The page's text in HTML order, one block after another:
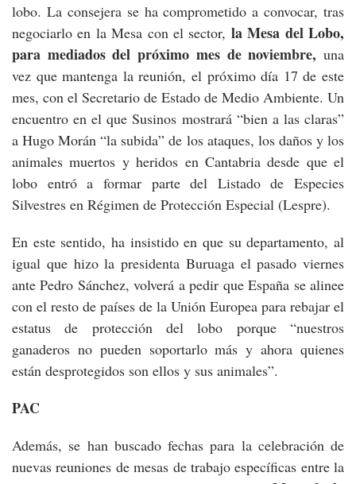
lobo. La consejera se ha comprometido a convocar, tras
negociarlo en la Mesa con el sector, la Mesa del Lobo,
para mediados del próximo mes de noviembre, una
vez que mantenga la reunión, el próximo día 17 de este
mes, con el Secretario de Estado de Medio Ambiente. Un
encuentro en el que Susinos mostrará “bien a las claras”
a Hugo Morán “la subida” de los ataques, los daños y los
animales muertos y heridos en Cantabria desde que el
lobo entró a formar parte del Listado de Especies
Silvestres en Régimen de Protección Especial (Lespre).
En este sentido, ha insistido en que su departamento, al
igual que hizo la presidenta Buruaga el pasado viernes
ante Pedro Sánchez, volverá a pedir que España se alinee
con el resto de países de la Unión Europea para rebajar el
estatus de protección del lobo porque “nuestros
ganaderos no pueden soportarlo más y ahora quienes
están desprotegidos son ellos y sus animales”.
PAC
Además, se han buscado fechas para la celebración de
nuevas reuniones de mesas de trabajo específicas entre la